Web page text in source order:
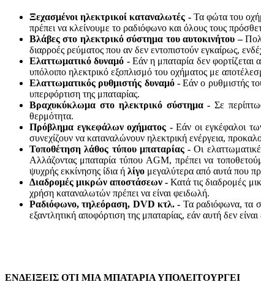
Ξεχασμένοι ηλεκτρικοί καταναλωτές - Τα φώτα του
πρέπει να κλείνουμε το ραδιόφωνο και όλους τους
Βλάβες στο ηλεκτρικό σύστημα του αυτοκινήτου –
διαρροές ρεύματος που αν δεν εντοπιστούν εγκαίρως,
Ελαττωματικό δυναμό - Εάν η μπαταρία δεν φορτίζεται
υπόλοιπο ηλεκτρικό εξοπλισμό του οχήματος με
Ελαττωματικός ρυθμιστής δυναμό - Εάν ο ρυθμιστής
υπερφόρτιση της μπαταρίας.
Βραχυκύκλωμα στο ηλεκτρικό σύστημα -Σε
θερμότητα.
Πρόβλημα εγκεφάλων οχήματος -Εάν οι εγκέφαλοι
συνεχίζουν να καταναλώνουν ηλεκτρική ενέργεια,
Τοποθέτηση λάθος τύπου μπαταρίας -Οι
Αλλάζοντας μπαταρία τύπου AGM, πρέπει να
ψυχρής εκκίνησης ίδια ή λίγο μεγαλύτερα από αυτά που
Διαδρομές μικρών αποστάσεων -Κατά τις διαδρομές
χρήση καταναλωτών πρέπει να είναι φειδωλή.
Ραδιόφωνο, τηλεόραση, DVD κτλ. - Τα ραδιόφωνα, τα
εξαντλητική αποφόρτιση της μπαταρίας, εάν αυτή δεν
ΕΝΔΕΙΞΕΙΣ ΟΤΙ ΜΙΑ ΜΠΑΤΑΡΙΑ ΥΠΟΛΕΙΤΟΥΡΓΕΙ